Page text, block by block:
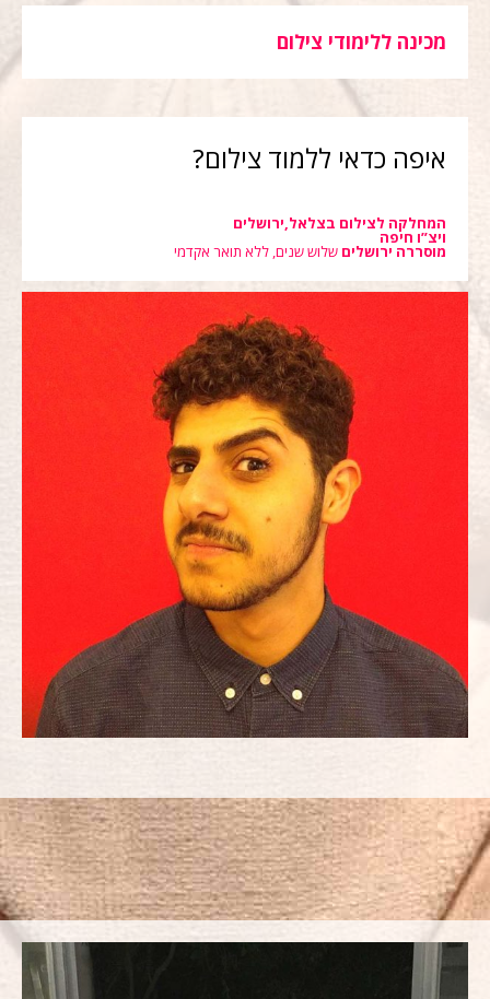
מכינה ללימודי צילום
איפה כדאי ללמוד צילום?
המחלקה לצילום בצלאל,ירושלים
ויצ”ו חיפה
מוסררה ירושלים שלוש שנים, ללא תואר אקדמי